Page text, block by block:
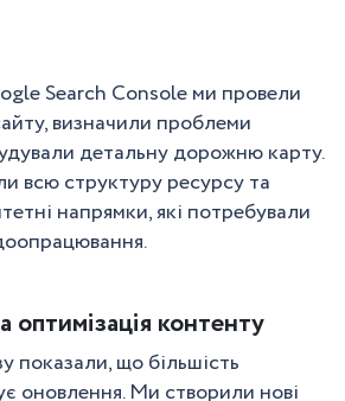
Search Console ми провели
визначили проблеми
детальну дорожню карту.
всю структуру ресурсу та
напрямки, які потребували
оптимізація контенту
показали, що більшість
оновлення. Ми створили нові